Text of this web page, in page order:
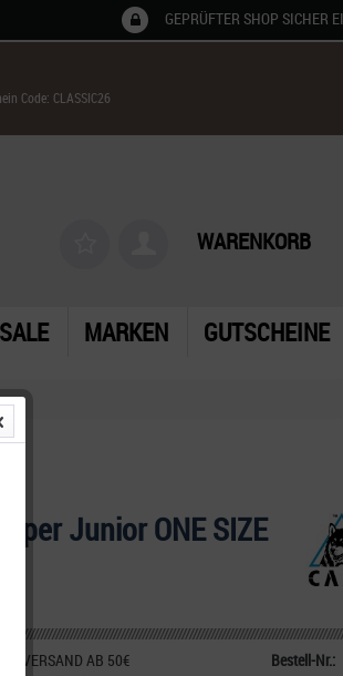
GEPRÜFTER SHOP SICHER
Code: CLASSIC26
WARENKORB
SALE MARKEN GUTSCHEINE
Junior ONE SIZE
VERSAND AB 50€
Bestell-Nr.: